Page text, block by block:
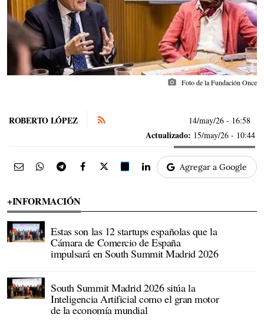
photo_camera Foto de la Fundación Once
ROBERTO LÓPEZ 14/may/26 - 16:58
Actualizado: 15/may/26 - 10:44
Agregar a Google
+INFORMACIÓN
Estas son las 12 startups españolas que la
Cámara de Comercio de España
impulsará en South Summit Madrid 2026
South Summit Madrid 2026 sitúa la
Inteligencia Artificial como el gran motor
de la economía mundial